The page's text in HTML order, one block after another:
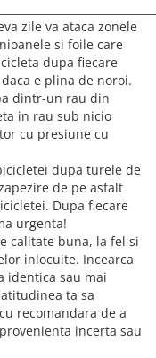
zile va ataca zonele
si foile care
dupa fiecare
e plina de noroi.
dintr-un rau din
in rau sub nicio
cu presiune cu
dupa turele de
de pe asfalt
Dupa fiecare
urgenta!
calitate buna, la fel si
inlocuite. Incearca
identica sau mai
ta sa
recomandara de a
incerta sau